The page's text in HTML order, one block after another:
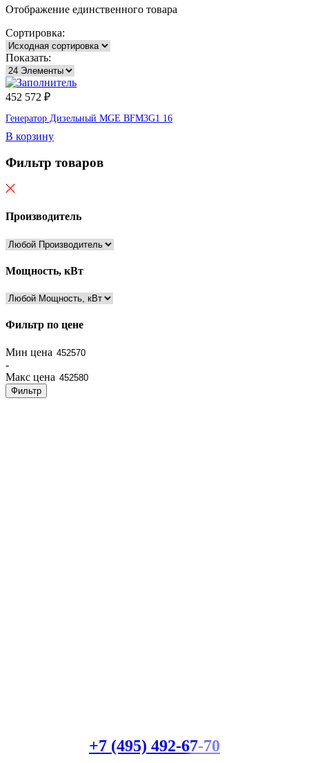
Отображение единственного товара
Сортировка:
Показать:
452 572 ₽
Генератор Дизельный MGE BFM3G1 16
В корзину
Фильтр товаров
Производитель
Мощность, кВт
Фильтр по цене
Мин цена
-
Макс цена
Фильтр
+7 (495) 492-67-70